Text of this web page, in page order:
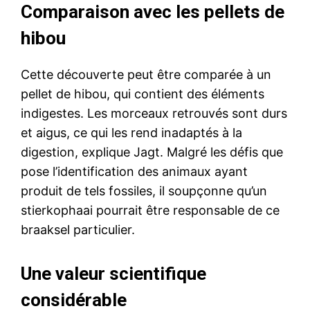
Comparaison avec les pellets de
hibou
Cette découverte peut être comparée à un
pellet de hibou, qui contient des éléments
indigestes. Les morceaux retrouvés sont durs
et aigus, ce qui les rend inadaptés à la
digestion, explique Jagt. Malgré les défis que
pose l’identification des animaux ayant
produit de tels fossiles, il soupçonne qu’un
stierkophaai pourrait être responsable de ce
braaksel particulier.
Une valeur scientifique
considérable